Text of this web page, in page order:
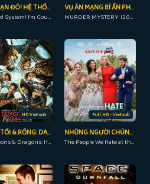
NHỜ BẠN ĐÓ! HỆ THỐNG CHIẾN THẦN
War God System! I’m Counting On You! (2022)
VỤ ÁN MẠNG BÍ ẨN PHẦN 1
MURDER MYSTERY (2023)
HD Vietsub
NGỤC TỐI & RỒNG: DANH DỰ CỦA KẺ TRỘM
Dungeons & Dragons: Honor Among Thieves (2023)
Full HD - Vietsub
NHỮNG NGƯỜI CHÚNG TA GHÉT Ở ĐÁM CƯỚI
The People We Hate at the Wedding (2022)